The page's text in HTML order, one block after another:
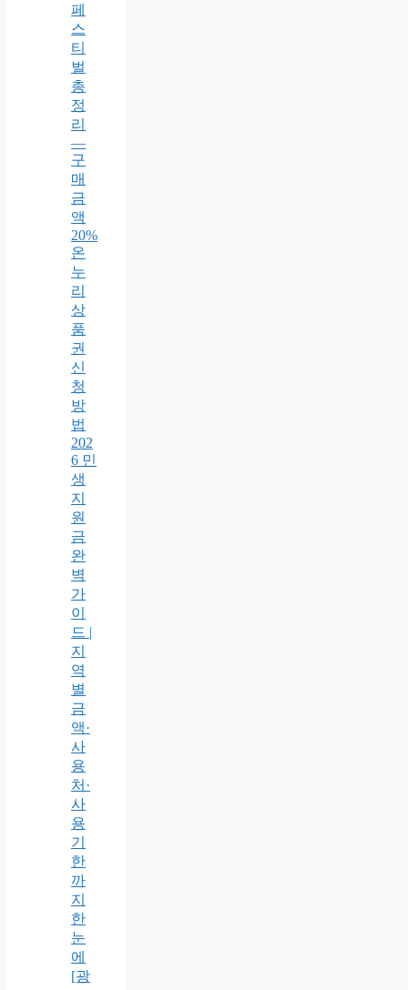
페
스
티
벌
총
정
리
—
구
매
금
액
20%
온
누
리
상
품
권
신
청
방
법
202
6 민
생
지
원
금
완
벽
가
이
드 |
지
역
별
금
액·
사
용
처·
사
용
기
한
까
지
한
눈
에
[광